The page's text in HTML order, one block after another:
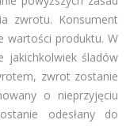
zwrotu. Konsument
wartości produktu. W
jakichkolwiek śladów
zwrot zostanie
o nieprzyjęciu
odesłany do